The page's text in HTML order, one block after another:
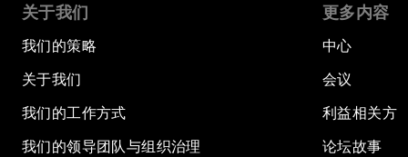
关于我们
我们的策略
关于我们
我们的工作方式
我们的领导团队与组织治理
更多内容
中心
会议
利益相关方
论坛故事